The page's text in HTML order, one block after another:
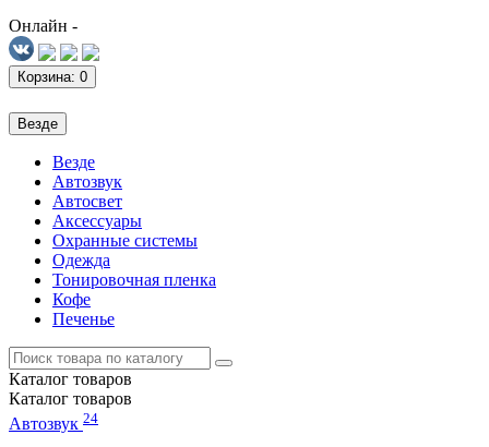
Онлайн -
Корзина: 0
Везде
Везде
Автозвук
Автосвет
Аксессуары
Охранные системы
Одежда
Тонировочная пленка
Кофе
Печенье
Каталог товаров
Каталог товаров
Автозвук 24